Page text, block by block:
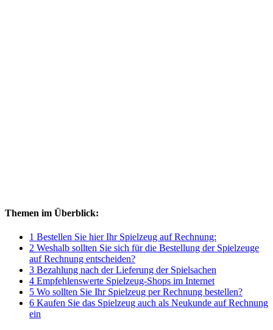
Themen im Überblick:
1 Bestellen Sie hier Ihr Spielzeug auf Rechnung:
2 Weshalb sollten Sie sich für die Bestellung der Spielzeuge
auf Rechnung entscheiden?
3 Bezahlung nach der Lieferung der Spielsachen
4 Empfehlenswerte Spielzeug-Shops im Internet
5 Wo sollten Sie Ihr Spielzeug per Rechnung bestellen?
6 Kaufen Sie das Spielzeug auch als Neukunde auf Rechnung
ein